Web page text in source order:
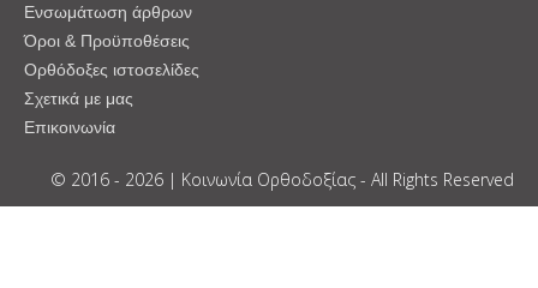
Ενσωμάτωση άρθρων
Όροι & Προϋποθέσεις
Ορθόδοξες ιστοσελίδες
Σχετικά με μας
Επικοινωνία
© 2016 - 2026 | Κοινωνία Ορθοδοξίας - All Rights Reserved